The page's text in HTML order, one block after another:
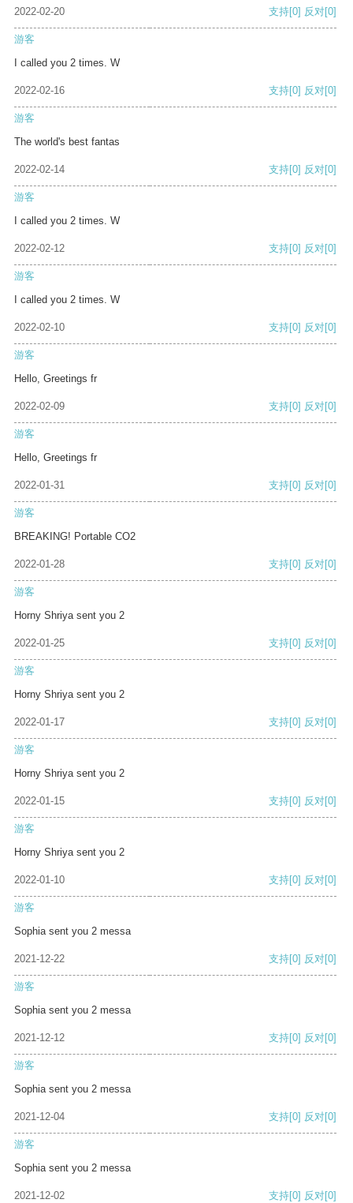
2022-02-20 支持[0] 反对[0]
游客
I called you 2 times. W
2022-02-16 支持[0] 反对[0]
游客
The world's best fantas
2022-02-14 支持[0] 反对[0]
游客
I called you 2 times. W
2022-02-12 支持[0] 反对[0]
游客
I called you 2 times. W
2022-02-10 支持[0] 反对[0]
游客
Hello, Greetings fr
2022-02-09 支持[0] 反对[0]
游客
Hello, Greetings fr
2022-01-31 支持[0] 反对[0]
游客
BREAKING! Portable CO2
2022-01-28 支持[0] 反对[0]
游客
Horny Shriya sent you 2
2022-01-25 支持[0] 反对[0]
游客
Horny Shriya sent you 2
2022-01-17 支持[0] 反对[0]
游客
Horny Shriya sent you 2
2022-01-15 支持[0] 反对[0]
游客
Horny Shriya sent you 2
2022-01-10 支持[0] 反对[0]
游客
Sophia sent you 2 messa
2021-12-22 支持[0] 反对[0]
游客
Sophia sent you 2 messa
2021-12-12 支持[0] 反对[0]
游客
Sophia sent you 2 messa
2021-12-04 支持[0] 反对[0]
游客
Sophia sent you 2 messa
2021-12-02 支持[0] 反对[0]